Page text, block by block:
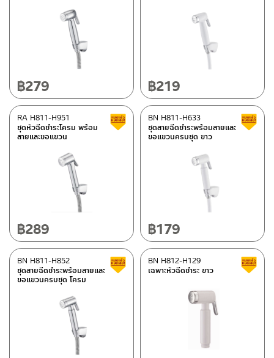
Acrylic/Fiber glass
Plastic ABS
(76)
Aluminium(10)
Stainless steel
Brass(124)
Gun gray (2)
Semi Black(1)
Plain white
Semi black(1)
Melamine veneer Wood White(5)
Melamine veneer Midnight Black
Melamine veneer Classy Brown
Melamine veneer Marble White
Melamine veneer Chocolate Brown
฿279 ฿219
ชุดหัวฉีดชำระโครม พร้อม
สายและขอแขวน
RA H811-H951 Clearance sale
฿289
ชุดสายฉีดชำระพร้อมสายและ
ขอแขวนครบชุด ขาว
BN H811-H633
฿179
ชุดสายฉีดชำระพร้อมสายและ
ขอแขวนครบชุด โครม
BN H811-H852 Clearance sale
เฉพาะหัวฉีดชำระ ขาว
BN H812-H129